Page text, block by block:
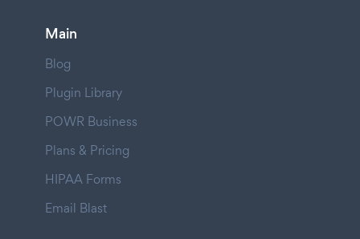
Main
Blog
Plugin Library
POWR Business
Plans & Pricing
HIPAA Forms
Email Blast